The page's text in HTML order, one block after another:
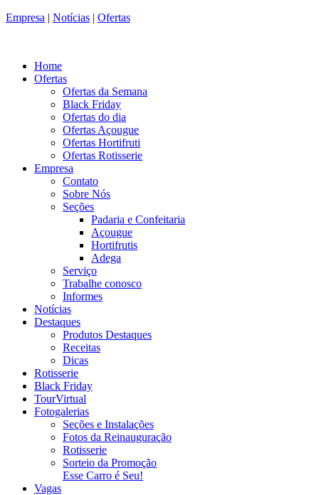
Empresa | Notícias | Ofertas
Home
Ofertas
Ofertas da Semana
Black Friday
Ofertas do dia
Ofertas Açougue
Ofertas Hortifruti
Ofertas Rotisserie
Empresa
Contato
Sobre Nós
Seções
Padaria e Confeitaria
Açougue
Hortifrutis
Adega
Serviço
Trabalhe conosco
Informes
Notícias
Destaques
Produtos Destaques
Receitas
Dicas
Rotisserie
Black Friday
TourVirtual
Fotogalerias
Seções e Instalações
Fotos da Reinauguração
Rotisserie
Sorteio da Promoção
Esse Carro é Seu!
Vagas